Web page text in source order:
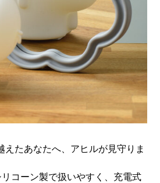
えたあなたへ、アヒルが見守りま
コーン製で扱いやすく、充電式